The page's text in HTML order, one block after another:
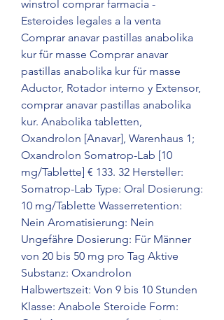
winstrol comprar farmacia -
Esteroides legales a la venta
Comprar anavar pastillas anabolika
kur für masse Comprar anavar
pastillas anabolika kur für masse
Aductor, Rotador interno y Extensor,
comprar anavar pastillas anabolika
kur. Anabolika tabletten,
Oxandrolon [Anavar], Warenhaus 1;
Oxandrolon Somatrop-Lab [10
mg/Tablette] € 133. 32 Hersteller:
Somatrop-Lab Type: Oral Dosierung:
10 mg/Tablette Wasserretention:
Nein Aromatisierung: Nein
Ungefähre Dosierung: Für Männer
von 20 bis 50 mg pro Tag Aktive
Substanz: Oxandrolon
Halbwertszeit: Von 9 bis 10 Stunden
Klasse: Anabole Steroide Form: